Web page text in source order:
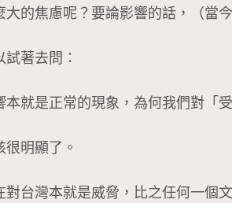
大的焦慮呢？要論影響的話，（當
著去問：
本就是正常的現象，為何我們對「
明顯了。
對台灣本就是威脅，比之任何一個